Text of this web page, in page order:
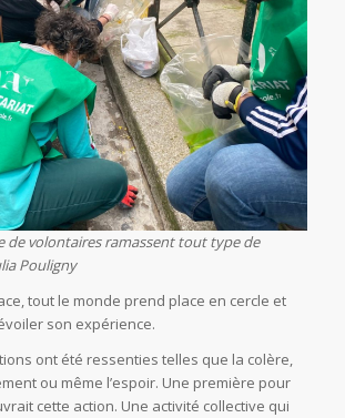
de volontaires ramassent tout type de
Pouligny
tout le monde prend place en cercle et
son expérience.
ont été ressenties telles que la colère,
ou même l’espoir. Une première pour
cette action. Une activité collective qui